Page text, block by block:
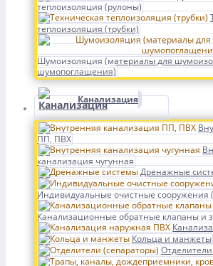
теплоизоляция (рулоны)
теплоизоляция (трубки)
Шумоизоляция (материалы для
шумопоглащения)
Канализация
ПП, ПВХ
канализация чугунная
Дренажные
Индивидуальные очистные сооружения
Канализационные обратные клапаны и
Кольца и манжеты